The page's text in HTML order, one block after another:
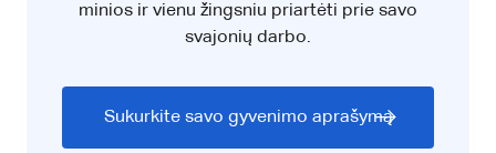
minios ir vienu žingsniu priartėti prie savo
svajonių darbo.
Sukurkite savo gyvenimo aprašymą